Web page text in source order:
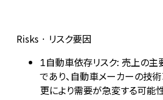
Risks · リスク要因
1自動車依存リスク: 売上の
であり、自動車メーカーの技
更により需要が急変する可能